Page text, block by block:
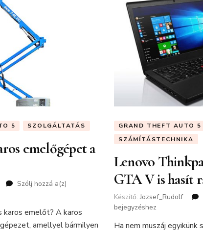
5 SZOLGÁLTATÁS
emelőgépet a
Szólj hozzá a(z)
karos
emelőgépet
karos emelőt? A karos
amellyel bármilyen
GRAND THEFT AUTO 5
SZÁMÍTÁSTECHNIKA
Lenovo
GTA V is hasít
Készítő:Jozsef_Rudolf
bejegyzéshez
Ha nem muszáj egyikünk